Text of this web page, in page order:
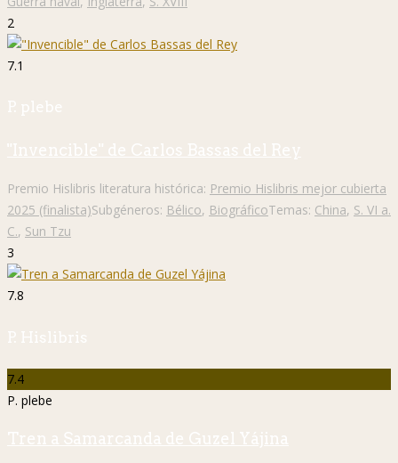
2
7.1
P. plebe
"Invencible" de Carlos Bassas del Rey
Premio Hislibris literatura histórica: Premio Hislibris mejor cubierta
2025 (finalista)Subgéneros: Bélico, BiográficoTemas: China, S. VI a.
C., Sun Tzu
3
7.8
P. Hislibris
7.4
P. plebe
Tren a Samarcanda de Guzel Yájina